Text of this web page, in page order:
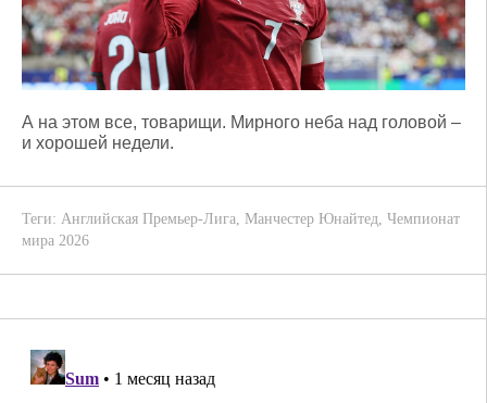
А на этом все, товарищи. Мирного неба над головой –
и хорошей недели.
Теги: Английская Премьер-Лига, Манчестер Юнайтед, Чемпионат
мира 2026